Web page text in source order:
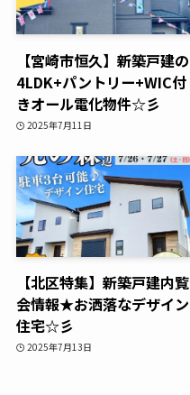
【宮崎市恒久】新築戸建の
4LDK+パントリー+WIC付
きオール電化物件☆彡
2025年7月11日
【北区特集】新築戸建内覧
会情報★お洒落なデザイン
住宅☆彡
2025年7月13日